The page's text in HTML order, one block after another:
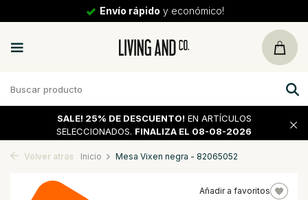
Envío rápido y económico!
SALE! 25% DE DESCUENTO! EN ARTÍCULOS
SELECCIONADOS. FINALIZA EL 08-08-2026
Volver atrás Inicio Mesa Vixen negra - 82065052
Añadir a favoritos